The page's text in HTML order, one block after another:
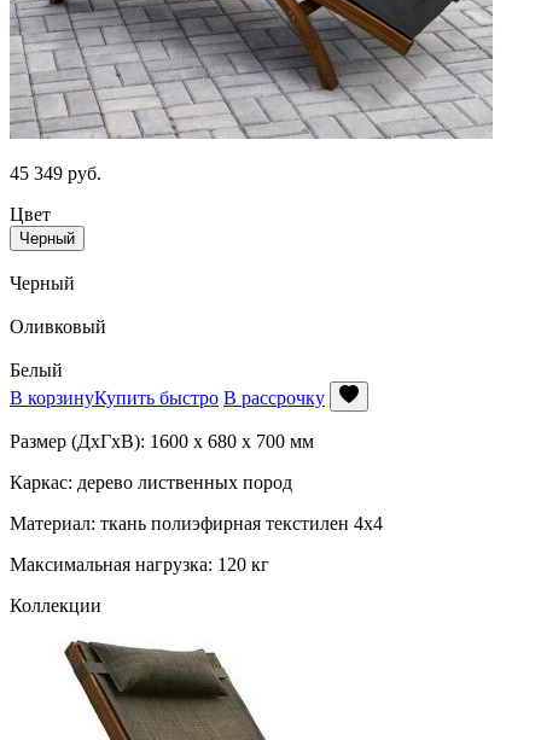
45 349 руб.
Цвет
Черный
Черный
Оливковый
Белый
В корзинуКупить быстро В рассрочку
Размер (ДхГхВ): 1600 х 680 х 700 мм
Каркас: дерево лиственных пород
Материал: ткань полиэфирная текстилен 4x4
Максимальная нагрузка: 120 кг
Коллекции